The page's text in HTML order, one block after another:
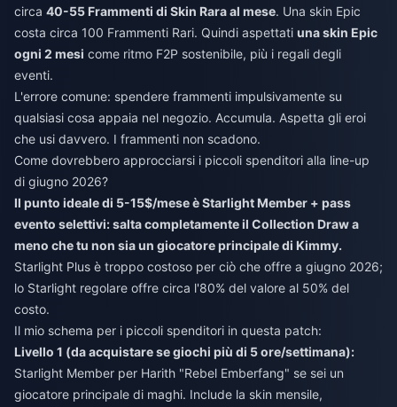
circa 40-55 Frammenti di Skin Rara al mese. Una skin Epic
costa circa 100 Frammenti Rari. Quindi aspettati una skin Epic
ogni 2 mesi come ritmo F2P sostenibile, più i regali degli
eventi.
L'errore comune: spendere frammenti impulsivamente su
qualsiasi cosa appaia nel negozio. Accumula. Aspetta gli eroi
che usi davvero. I frammenti non scadono.
Come dovrebbero approcciarsi i piccoli spenditori alla line-up
di giugno 2026?
Il punto ideale di 5-15$/mese è Starlight Member + pass
evento selettivi: salta completamente il Collection Draw a
meno che tu non sia un giocatore principale di Kimmy.
Starlight Plus è troppo costoso per ciò che offre a giugno 2026;
lo Starlight regolare offre circa l'80% del valore al 50% del
costo.
Il mio schema per i piccoli spenditori in questa patch:
Livello 1 (da acquistare se giochi più di 5 ore/settimana):
Starlight Member per Harith "Rebel Emberfang" se sei un
giocatore principale di maghi. Include la skin mensile,